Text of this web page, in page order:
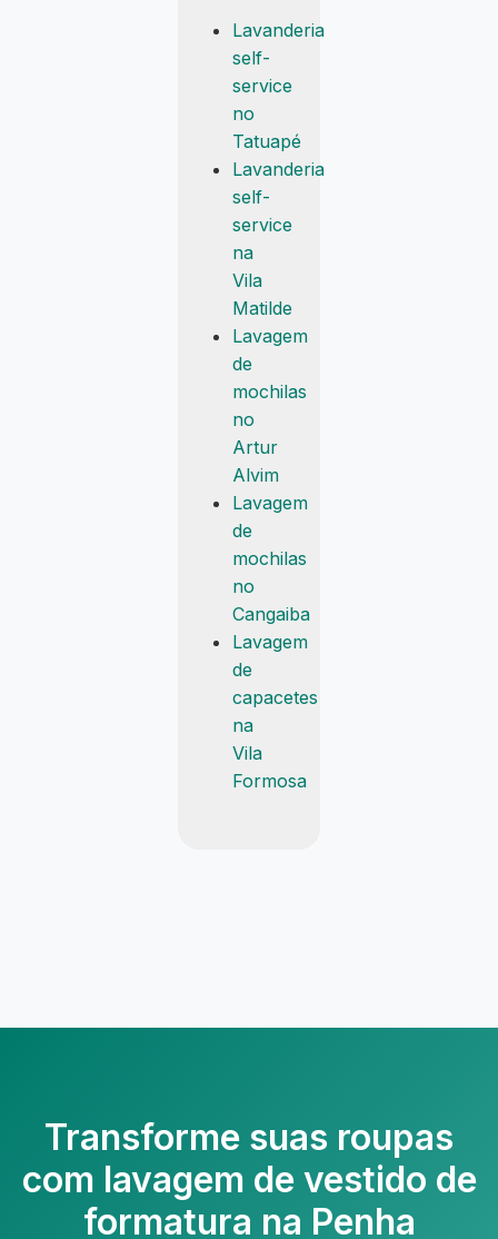
Lavanderia
self-
service
no
Tatuapé
Lavanderia
self-
service
na
Vila
Matilde
Lavagem
de
mochilas
no
Artur
Alvim
Lavagem
de
mochilas
no
Cangaiba
Lavagem
de
capacetes
na
Vila
Formosa
Transforme suas roupas
com lavagem de vestido de
formatura na Penha